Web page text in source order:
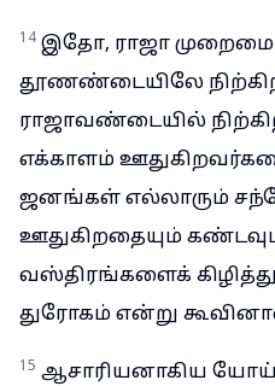
14 இதோ, ராஜா
தூணண்டையிலே
ராஜாவண்டையில்
எக்காளம்
ஜனங்கள் எல்லாரும்
ஊதுகிறதையும்
வஸ்திரங்களைக்
துரோகம் என்று
15 ஆசாரியனாகிய